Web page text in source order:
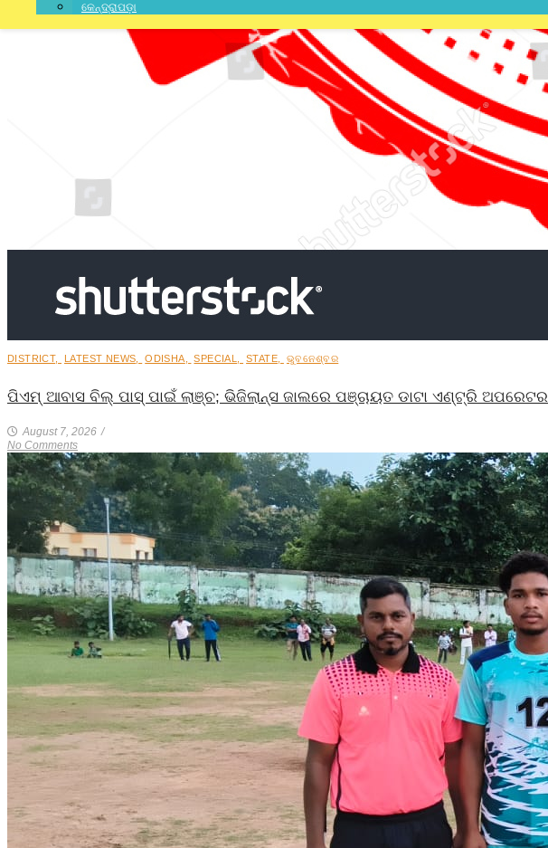
କେନ୍ଦ୍ରାପଡ଼ା
DISTRICT, LATEST NEWS ODISHA SPECIAL STATE ଭୁବନେଶ୍ବର
ପିଏମ୍ ଆବାସ ବିଲ୍ ପାସ୍ ପାଇଁ ଲାଞ୍ଚ; ଭିଜିଲାନ୍ସ ଜାଲରେ ପଞ୍ଚାୟତ ଡାଟା ଏଣ୍ଟ୍ରି ଅପରେଟର
August 7, 2026 /
No Comments